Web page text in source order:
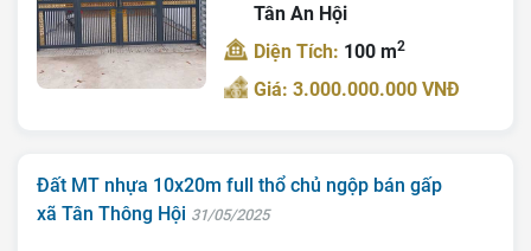
Tân An Hội
Diện Tích: 100 m2
Giá: 3.000.000.000 VNĐ
Đất MT nhựa 10x20m full thổ chủ ngộp bán gấp
xã Tân Thông Hội 31/05/2025